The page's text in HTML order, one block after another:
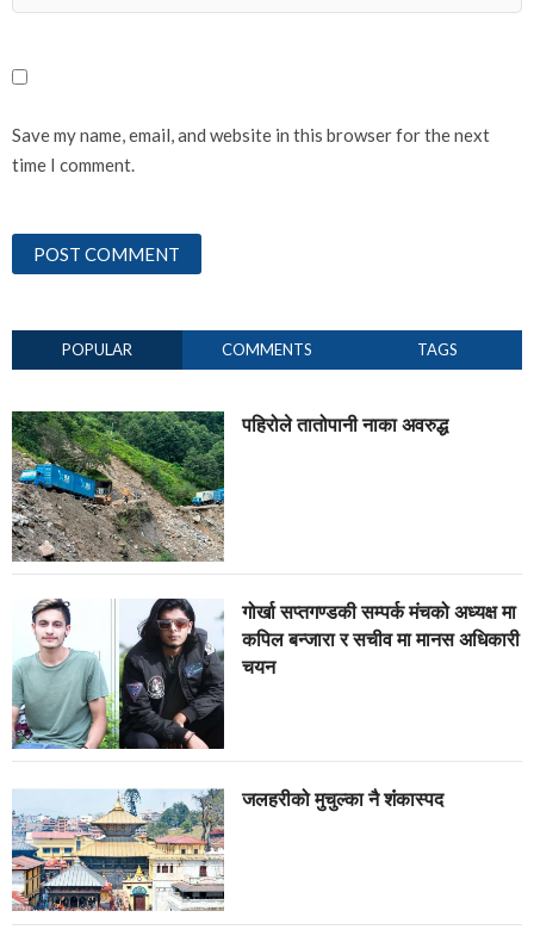
Save my name, email, and website in this browser for the next
time I comment.
POPULAR COMMENTS TAGS
पहिरोले तातोपानी नाका अवरुद्ध
गोर्खा सप्तगण्डकी सम्पर्क मंचको अध्यक्ष मा
कपिल बन्जारा र सचीव मा मानस अधिकारी
चयन
जलहरीको मुचुल्का नै शंंकास्पद